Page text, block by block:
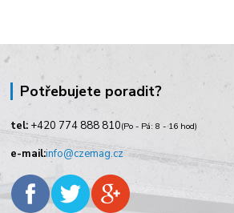
Potřebujete poradit?
tel: +420 774 888 810(Po - Pá: 8 - 16 hod)
e-mail:info@czemag.cz